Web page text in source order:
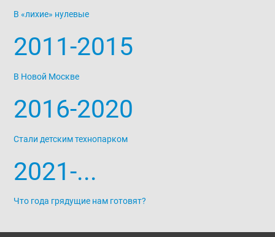
В «лихие» нулевые
2011-2015
В Новой Москве
2016-2020
Стали детским технопарком
2021-...
Что года грядущие нам готовят?